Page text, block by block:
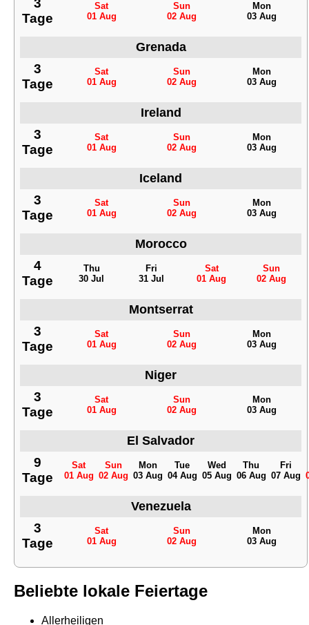
3
Tage
Sat
01 Aug
Sun
02 Aug
Mon
03 Aug
Grenada
3
Tage
Sat
01 Aug
Sun
02 Aug
Mon
03 Aug
Ireland
3
Tage
Sat
01 Aug
Sun
02 Aug
Mon
03 Aug
Iceland
3
Tage
Sat
01 Aug
Sun
02 Aug
Mon
03 Aug
Morocco
4
Tage
Thu
30 Jul
Fri
31 Jul
Sat
01 Aug
Sun
02 Aug
Montserrat
3
Tage
Sat
01 Aug
Sun
02 Aug
Mon
03 Aug
Niger
3
Tage
Sat
01 Aug
Sun
02 Aug
Mon
03 Aug
El Salvador
9
Tage
Sat
01 Aug
Sun
02 Aug
Mon
03 Aug
Tue
04 Aug
Wed
05 Aug
Thu
06 Aug
Fri
07 Aug
Venezuela
3
Tage
Sat
01 Aug
Sun
02 Aug
Mon
03 Aug
Beliebte lokale Feiertage
Allerheiligen